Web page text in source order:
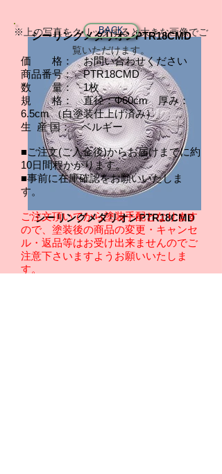
シーリングメダリオンPTR18CMD
※上の写真をクリックすると大きな画像でご
覧いただけます。
シーリングメダリオンPTR18CMD
価 格： お問い合わせください
商品番号： PTR18CMD
数 量：1枚
規 格： 直径：Ф60cm 厚み：
6.5cm （白塗装仕上げ済み）
生 産 国： ベルギー
■ご注文(ご入金後)からお届けまでに約
10日間程かかります。
■事前に在庫確認をお願いいたしま
す。
ご注文頂いてから塗装手配となります
ので、塗装後の商品の変更・キャンセ
ル・返品等はお受け出来ませんのでご
注意下さいますようお願いいたしま
す。
BACK